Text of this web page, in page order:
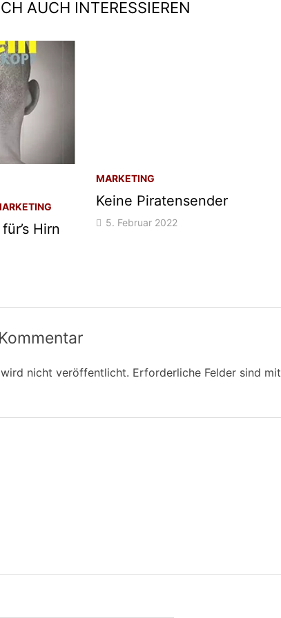
AUCH INTERESSIEREN
Hirn
MARKETING
Keine Piratensender
5. Februar 2022
nicht veröffentlicht. Erforderliche Felder sind mit